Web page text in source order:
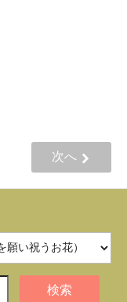
次へ
検索